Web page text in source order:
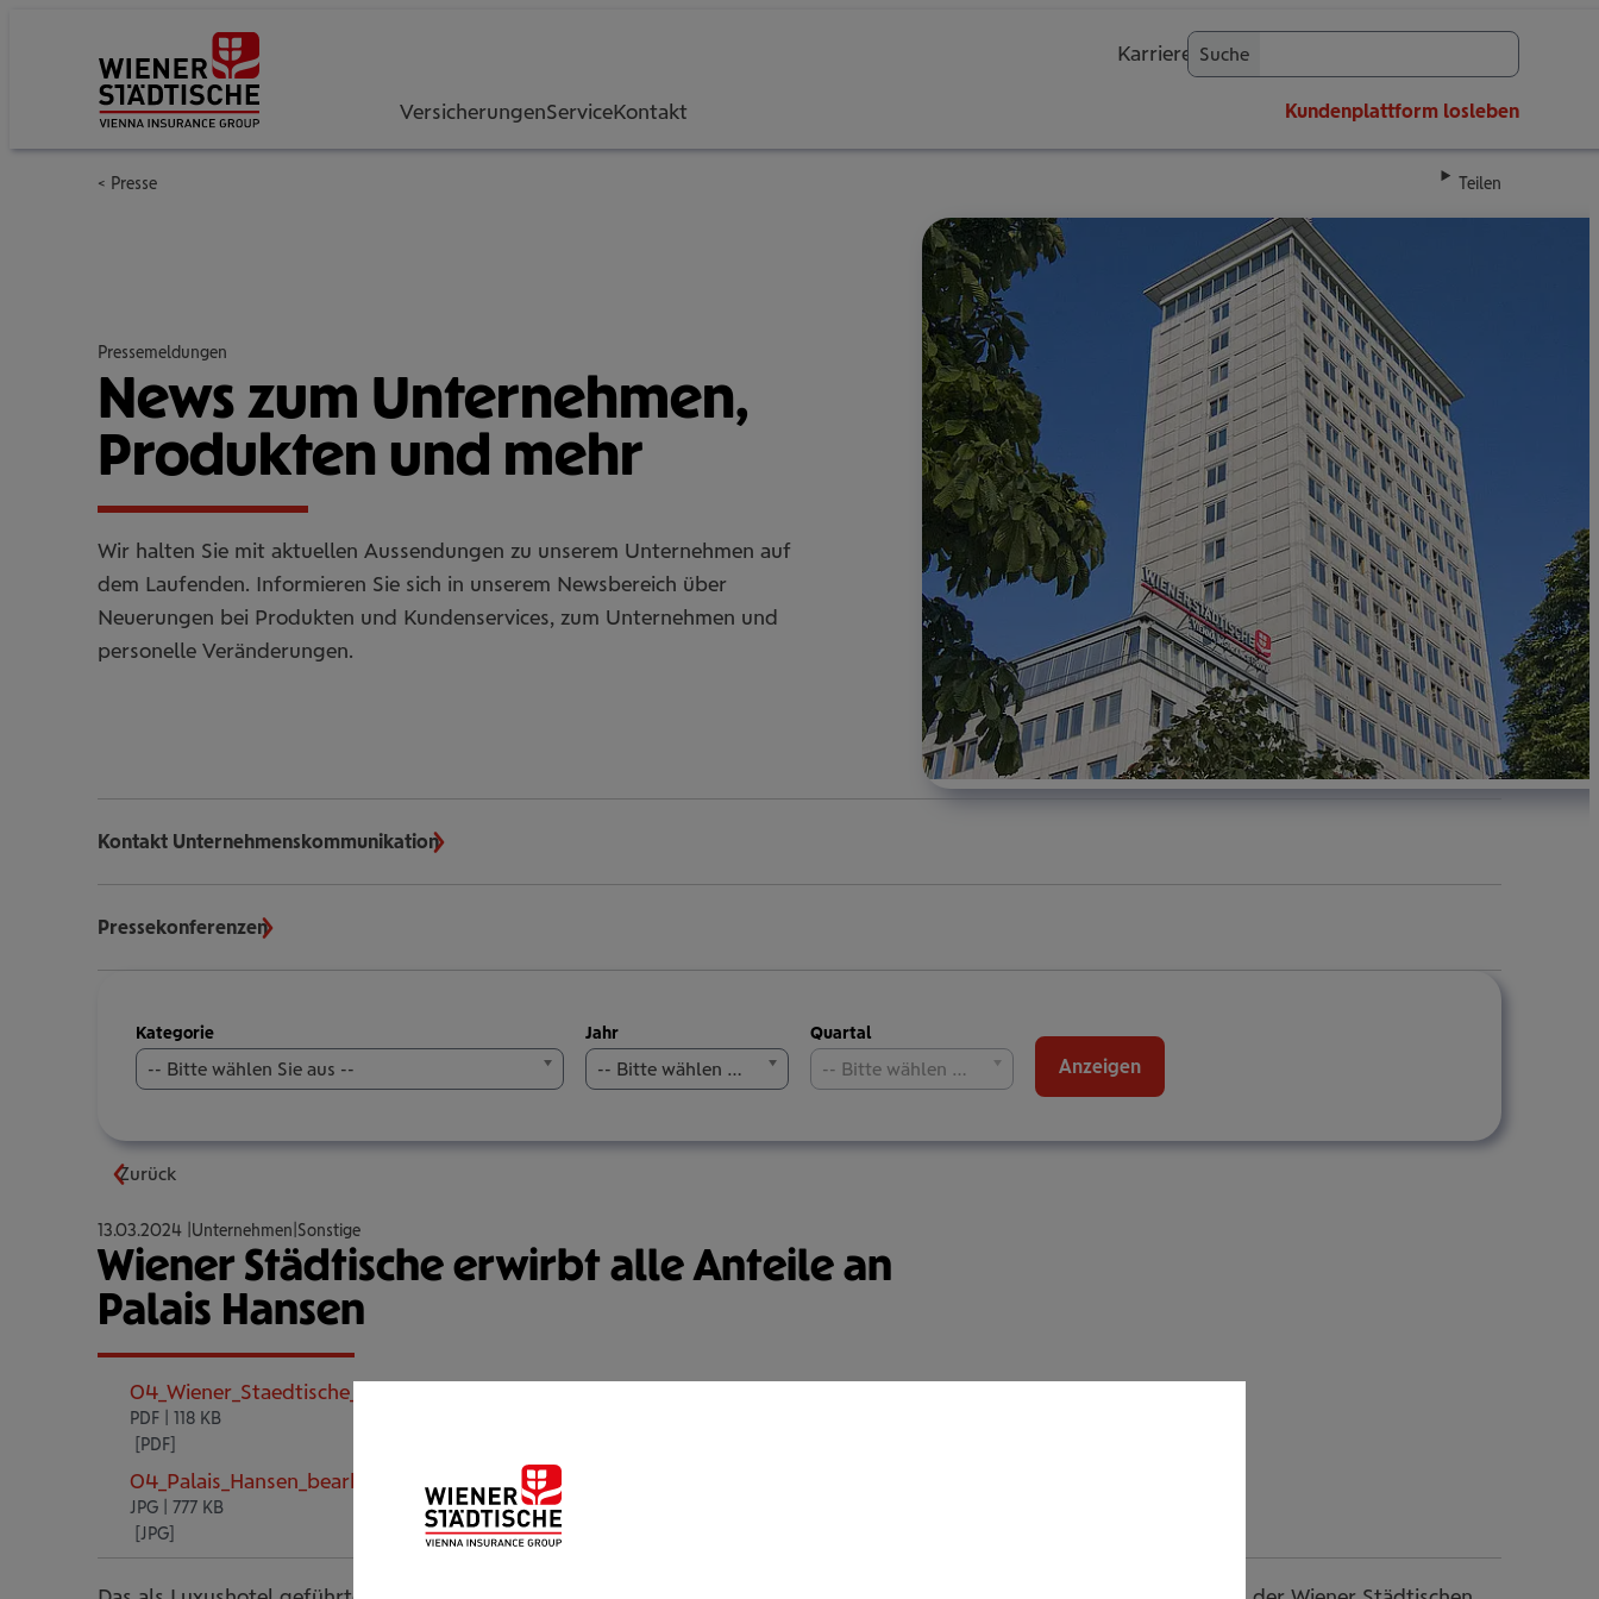
VersicherungenServiceKontakt
Karriere Suche
Kundenplattform losleben
Presse Teilen
Pressemeldungen
News zum Unter­neh­men,
Pro­duk­ten und mehr
Wir halten Sie mit aktuellen Aussendungen zu unserem Unternehmen auf
dem Laufenden. Informieren Sie sich in unserem Newsbereich über
Neuerungen bei Produkten und Kundenservices, zum Unternehmen und
personelle Veränderungen.
Kontakt Unternehmenskommunikation
Pressekonferenzen
Meldungen
filtern
Kategorie
-- Bitte wählen Sie aus --
Jahr
-- Bitte wählen Sie aus --
Quartal
-- Bitte wählen Sie aus -- Anzeigen
Zurück
13.03.2024 Unternehmen Sonstige
Wiener Städtische erwirbt alle Anteile an
Palais Hansen
04_Wiener_Staedtische_erwirbt_alle_Anteile_an_Palais_Hansen.pdf
PDF | 118 KB
04_Palais_Hansen_bearbeitet__c__Palais_Hansen_Immobilienentwicklung_GmbH.jpg
JPG | 777 KB